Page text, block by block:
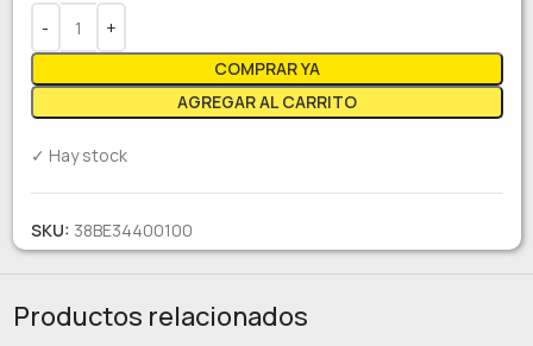
AGREGAR AL CARRITO
COMPRAR YA
✓ Hay stock
SKU: 38BE34400100
Productos relacionados